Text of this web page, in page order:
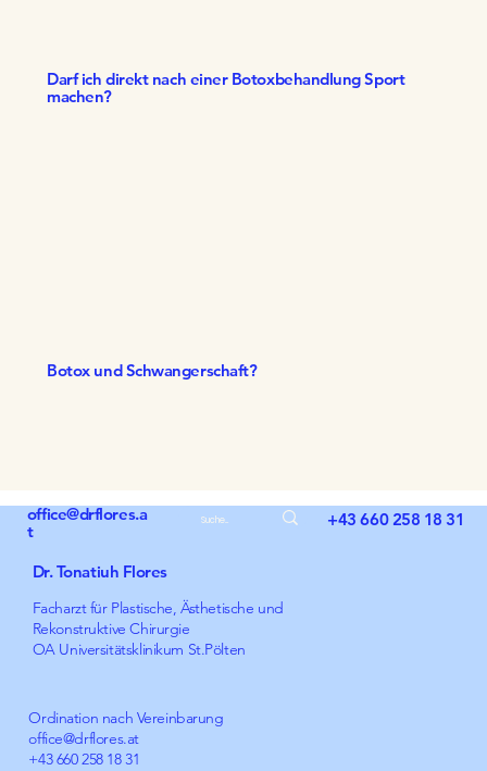
Darf ich direkt nach einer Botoxbehandlung Sport
machen?
Botox und Schwangerschaft?
office@drflores.a
t
+43 660 258 18 31
Dr. Tonatiuh Flores
Facharzt für Plastische, Ästhetische und
Rekonstruktive Chirurgie
OA Universitätsklinikum St.Pölten
Ordination nach Vereinbarung
office@drflores.at
+43 660 258 18 31